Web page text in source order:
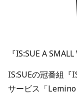
『IS:SUE A SMALL
IS:SUEの冠番組『
サービス「